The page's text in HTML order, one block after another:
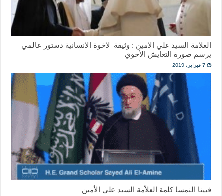
العلامة السيد علي الامين : وثيقة الاخوة الانسانية دستور عالمي
يرسم صورة التعايش الأخوي
7 فبراير، 2019
فيينا النمسا كلمة العلاّمة السيد علي الأمين